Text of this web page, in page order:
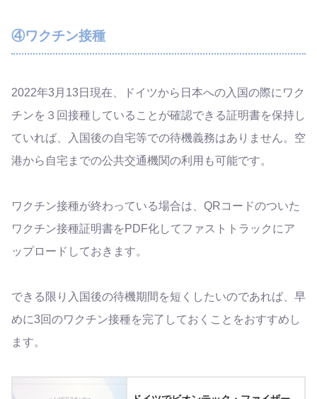
④ワクチン接種
2022年3月13日現在、ドイツから日本への入国の際にワク
チンを３回接種していることが確認できる証明書を保持し
ていれば、入国後の自宅等での待機義務はありません。空
港から自宅までの公共交通機関の利用も可能です。
ワクチン接種が終わっている場合は、QRコードのついた
ワクチン接種証明書をPDF化してファストトラックにア
ップロードしておきます。
できる限り入国後の待機期間を短くしたいのであれば、早
めに3回のワクチン接種を完了しておくことをおすすめし
ます。